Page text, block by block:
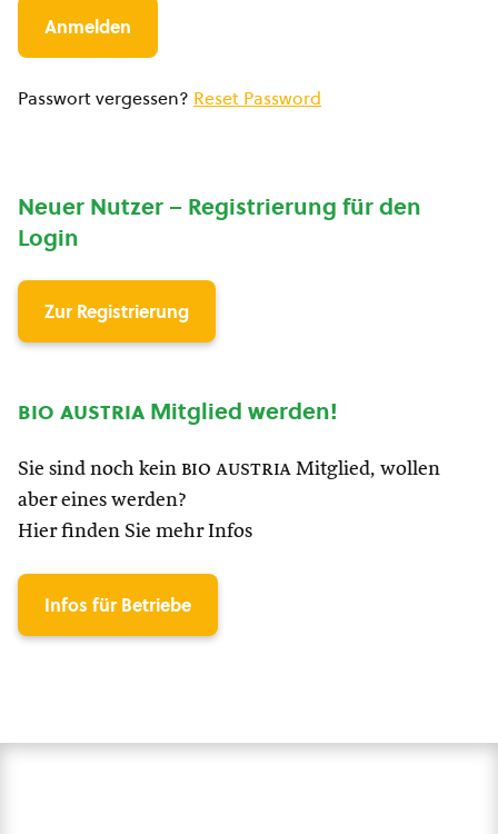
Passwort vergessen? Reset Password
Neuer Nutzer – Registrierung für den
Login
Zur Registrierung
bio austria Mitglied werden!
Sie sind noch kein bio austria Mitglied, wollen
aber eines werden?
Hier finden Sie mehr Infos
Infos für Betriebe